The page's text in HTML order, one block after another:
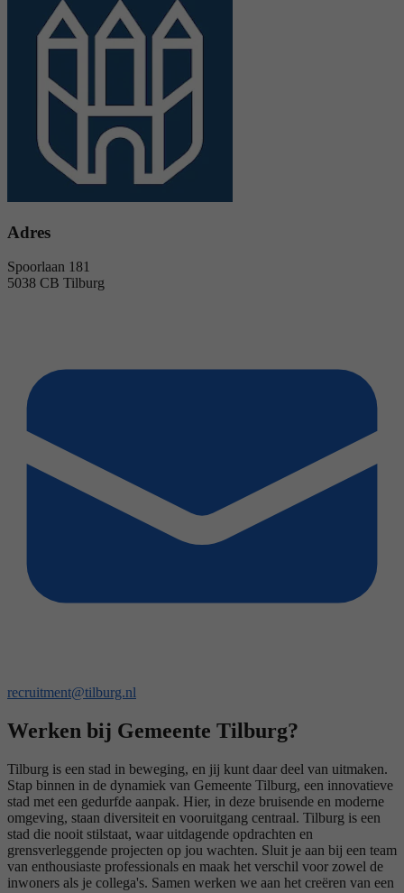
Adres
Spoorlaan 181
5038 CB Tilburg
recruitment@tilburg.nl
Werken bij Gemeente Tilburg?
Tilburg is een stad in beweging, en jij kunt daar deel van uitmaken.
Stap binnen in de dynamiek van Gemeente Tilburg, een innovatieve
stad met een gedurfde aanpak. Hier, in deze bruisende en moderne
omgeving, staan diversiteit en vooruitgang centraal. Tilburg is een
stad die nooit stilstaat, waar uitdagende opdrachten en
grensverleggende projecten op jou wachten. Sluit je aan bij een team
van enthousiaste professionals en maak het verschil voor zowel de
inwoners als je collega's. Samen werken we aan het creëren van een